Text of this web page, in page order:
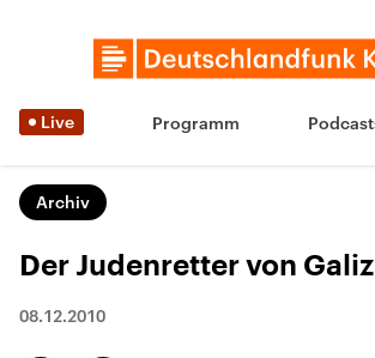
Live Programm
Archiv
Der Judenretter von
08.12.2010